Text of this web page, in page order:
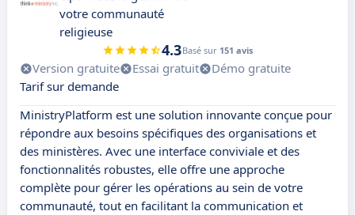
votre communauté
religieuse
4.3Basé sur 151 avis
Version gratuite Essai gratuit
Démo gratuite
Tarif sur demande
MinistryPlatform est une solution innovante conçue pour
répondre aux besoins spécifiques des organisations et
des ministères. Avec une interface conviviale et des
fonctionnalités robustes, elle offre une approche
complète pour gérer les opérations au sein de votre
communauté, tout en facilitant la communication et